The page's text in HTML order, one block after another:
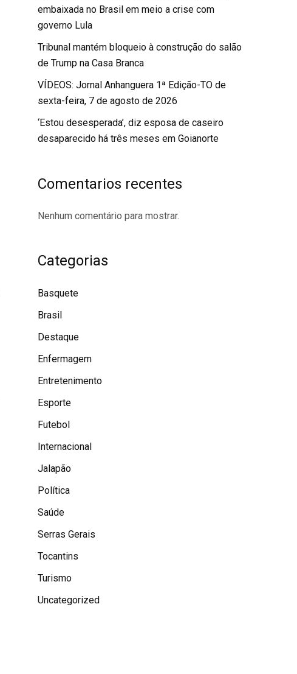
embaixada no Brasil em meio a crise com
governo Lula
Tribunal mantém bloqueio à construção do salão
de Trump na Casa Branca
VÍDEOS: Jornal Anhanguera 1ª Edição-TO de
sexta-feira, 7 de agosto de 2026
‘Estou desesperada’, diz esposa de caseiro
desaparecido há três meses em Goianorte
Comentarios recentes
Nenhum comentário para mostrar.
Categorias
Basquete
Brasil
Destaque
Enfermagem
Entretenimento
Esporte
Futebol
Internacional
Jalapão
Política
Saúde
Serras Gerais
Tocantins
Turismo
Uncategorized